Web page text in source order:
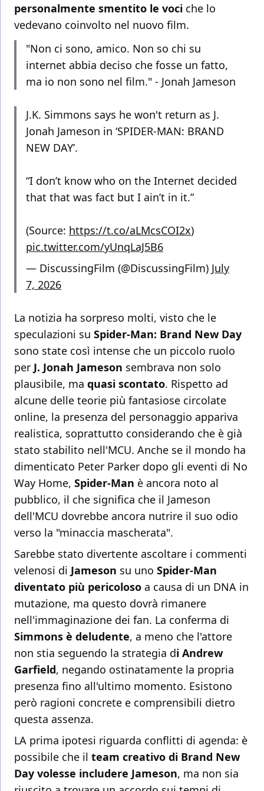
personalmente smentito le voci che lo
vedevano coinvolto nel nuovo film.
"Non ci sono, amico. Non so chi su
internet abbia deciso che fosse un fatto,
ma io non sono nel film." - Jonah Jameson
J.K. Simmons says he won't return as J.
Jonah Jameson in ‘SPIDER-MAN: BRAND
NEW DAY’.
“I don’t know who on the Internet decided
that that was fact but I ain’t in it.”
(Source: https://t.co/aLMcsCOI2x)
pic.twitter.com/yUnqLaJ5B6
— DiscussingFilm (@DiscussingFilm) July
7, 2026
La notizia ha sorpreso molti, visto che le
speculazioni su Spider-Man: Brand New Day
sono state così intense che un piccolo ruolo
per J. Jonah Jameson sembrava non solo
plausibile, ma quasi scontato. Rispetto ad
alcune delle teorie più fantasiose circolate
online, la presenza del personaggio appariva
realistica, soprattutto considerando che è già
stato stabilito nell'MCU. Anche se il mondo ha
dimenticato Peter Parker dopo gli eventi di No
Way Home, Spider-Man è ancora noto al
pubblico, il che significa che il Jameson
dell'MCU dovrebbe ancora nutrire il suo odio
verso la "minaccia mascherata".
Sarebbe stato divertente ascoltare i commenti
velenosi di Jameson su uno Spider-Man
diventato più pericoloso a causa di un DNA in
mutazione, ma questo dovrà rimanere
nell'immaginazione dei fan. La conferma di
Simmons è deludente, a meno che l'attore
non stia seguendo la strategia di Andrew
Garfield, negando ostinatamente la propria
presenza fino all'ultimo momento. Esistono
però ragioni concrete e comprensibili dietro
questa assenza.
LA prima ipotesi riguarda conflitti di agenda: è
possibile che il team creativo di Brand New
Day volesse includere Jameson, ma non sia